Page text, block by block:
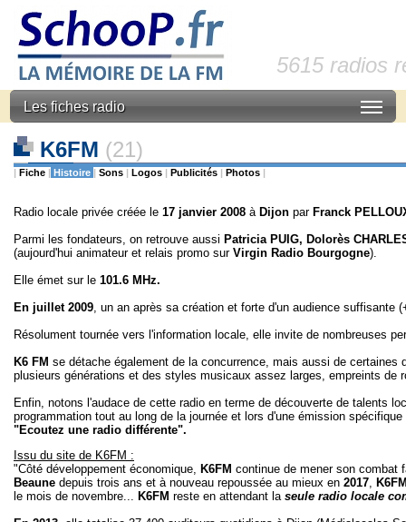
5615 radios
Les fiches radio
K6FM (21)
| Fiche | Histoire | Sons | Logos | Publicités | Photos |
Radio locale privée créée le 17 janvier 2008 à Dijon par Franck
Parmi les fondateurs, on retrouve aussi Patricia PUIG, Dolorès
(aujourd'hui animateur et relais promo surVirgin Radio Bourgogne).
Elle émet sur le 101.6 MHz.
En juillet 2009, un an après sa création et forte d'un audience suffisante
Résolument tournée vers l'information locale, elle invite de nombreuses
K6 FM se détache également de la concurrence, mais aussi de certaines
plusieurs générations et des styles musicaux assez larges, empreints de
Enfin, notons l'audace de cette radio en terme de découverte de talents
programmation tout au long de la journée et lors d'une émission
"Ecoutez une radio différente".
Issu du site de K6FM :
"Côté développement économique, K6FM continue de mener son combat
Beaune depuis trois ans et à nouveau repoussée au mieux en 2017,
le mois de novembre... K6FM reste en attendant la seule radio locale